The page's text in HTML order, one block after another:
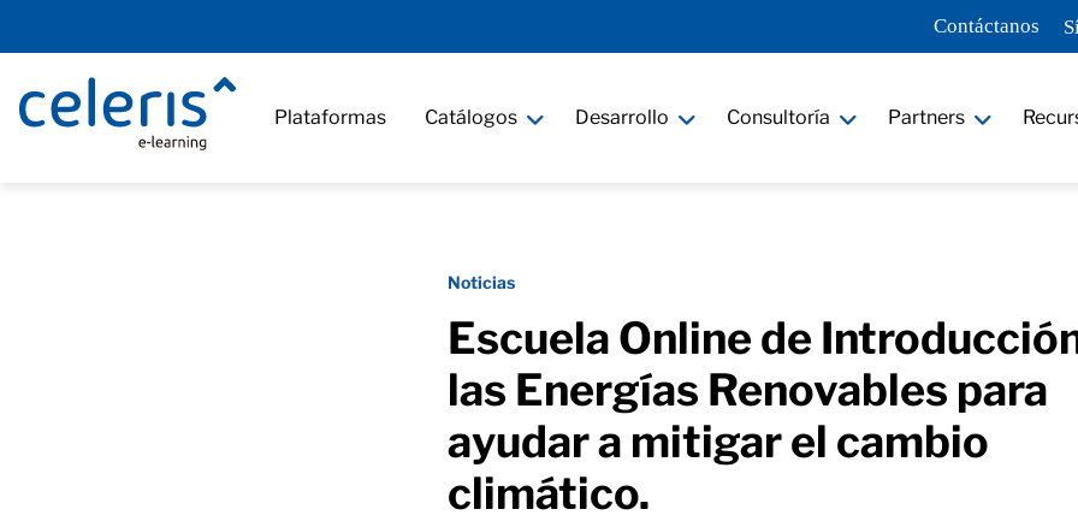
Contáctanos
Plataformas Catálogos Desarrollo Consultoría Partners
Noticias
Escuela Online de
las Energías Renovables para
ayudar a mitigar el cambio
climático.